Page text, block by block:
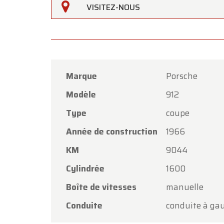
VISITEZ-NOUS
Marque
Porsche
Modèle
912
Type
coupe
Année de construction
1966
KM
9044
Cylindrée
1600
Boîte de vitesses
manuelle
Conduite
conduite à
Le